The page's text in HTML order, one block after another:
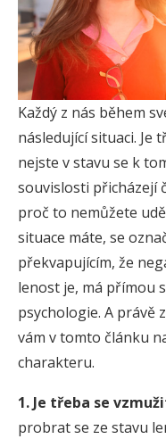
Každý z nás během
následující situaci. Je
nejste v stavu se k
souvislosti přicházejí
proč to nemůžete
situace máte, se
překvapujícím, že
lenost je, má přímou
psychologie. A právě
vám v tomto článku
charakteru.
1. Je třeba se
probrat se ze stavu